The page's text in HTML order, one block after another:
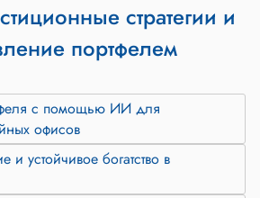
стратегии и
портфелем
с помощью ИИ для
офисов
и устойчивое богатство в